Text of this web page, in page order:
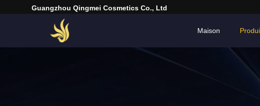
Guangzhou Qingmei Cosmetics Co., Ltd
Maison